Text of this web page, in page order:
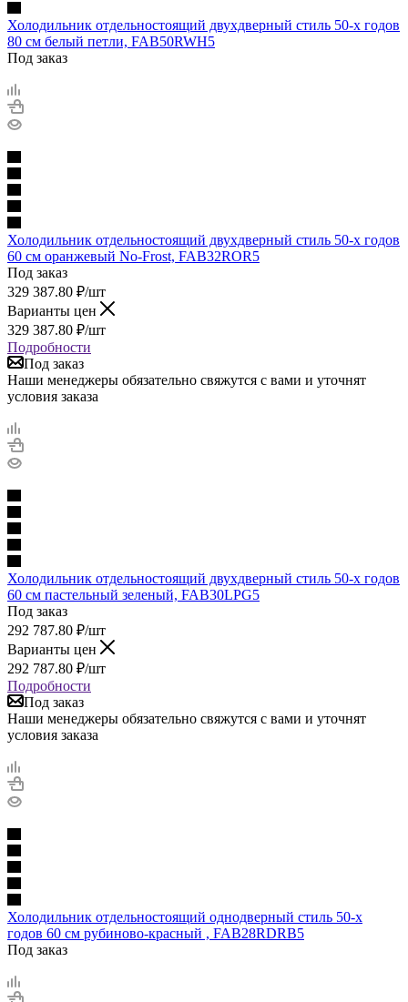
Холодильник отдельностоящий двухдверный стиль 50-х годов
80 см белый петли, FAB50RWH5
Под заказ
Холодильник отдельностоящий двухдверный стиль 50-х годов
60 см оранжевый No-Frost, FAB32ROR5
Под заказ
329 387.80 ₽/шт
Варианты цен
329 387.80 ₽/шт
Подробности
Под заказ
Наши менеджеры обязательно свяжутся с вами и уточнят
условия заказа
Холодильник отдельностоящий двухдверный стиль 50-х годов
60 см пастельный зеленый, FAB30LPG5
Под заказ
292 787.80 ₽/шт
Варианты цен
292 787.80 ₽/шт
Подробности
Под заказ
Наши менеджеры обязательно свяжутся с вами и уточнят
условия заказа
Холодильник отдельностоящий однодверный стиль 50-х
годов 60 см рубиново-красный , FAB28RDRB5
Под заказ